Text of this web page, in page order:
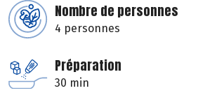
Nombre de personnes
4 personnes
Préparation
30 min